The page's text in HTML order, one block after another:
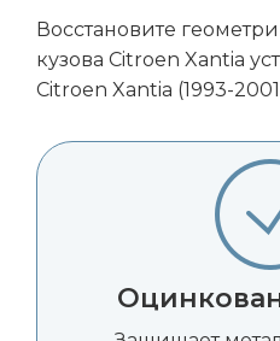
Восстановите
кузова Citroen Xantia
Citroen Xantia (1993-